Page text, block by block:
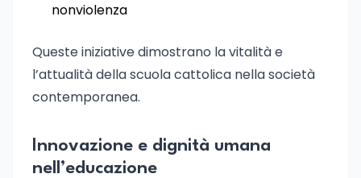
nonviolenza
Queste iniziative dimostrano la vitalità e
l’attualità della scuola cattolica nella società
contemporanea.
Innovazione e dignità umana
nell’educazione